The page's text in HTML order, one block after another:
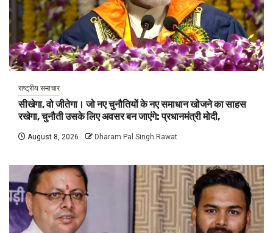
राष्ट्रीय समाचार
सीखेगा, वो जीतेगा। जो नए चुनौतियों के नए समाधान खोजने का साहस
रखेगा, चुनौती उसके लिए अवसर बन जाएंगे: प्रधानमंत्री मोदी,
August 8, 2026 Dharam Pal Singh Rawat